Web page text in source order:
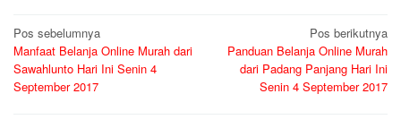
Navigasi
pos
Pos sebelumnya
Manfaat Belanja Online Murah dari
Sawahlunto Hari Ini Senin 4
September 2017
Pos berikutnya
Panduan Belanja Online Murah
dari Padang Panjang Hari Ini
Senin 4 September 2017